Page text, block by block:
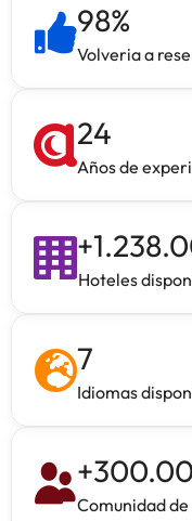
98%
Volveria a
24
Años de
+
Hoteles
7
Idiomas
+
Comunidad